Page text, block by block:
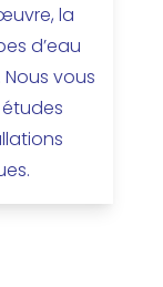
la
d’eau
vous